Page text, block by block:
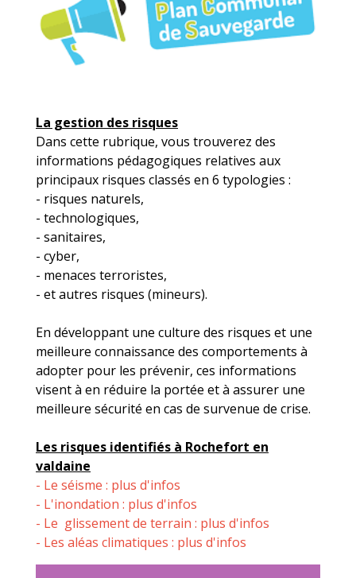
La gestion des risques
Dans cette rubrique, vous trouverez des
informations pédagogiques relatives aux
principaux risques classés en 6 typologies :
- risques naturels,
- technologiques,
- sanitaires,
- cyber,
- menaces terroristes,
- et autres risques (mineurs).
En développant une culture des risques et une
meilleure connaissance des comportements à
adopter pour les prévenir, ces informations
visent à en réduire la portée et à assurer une
meilleure sécurité en cas de survenue de crise.
Les risques identifiés à Rochefort en
valdaine
- Le séisme : plus d'infos
- L'inondation : plus d'infos
- Le glissement de terrain : plus d'infos
- Les aléas climatiques : plus d'infos